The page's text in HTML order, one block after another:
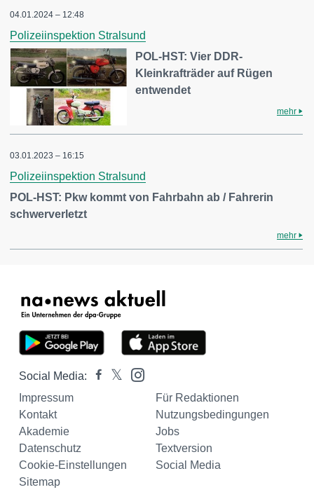
04.01.2024 – 12:48
Polizeiinspektion Stralsund
POL-HST: Vier DDR-
Kleinkrafträder auf Rügen
entwendet
mehr
03.01.2023 – 16:15
Polizeiinspektion Stralsund
POL-HST: Pkw kommt von Fahrbahn ab / Fahrerin
schwerverletzt
mehr
Social Media:
Impressum
Für Redaktionen
Kontakt
Nutzungsbedingungen
Akademie
Jobs
Datenschutz
Textversion
Cookie-Einstellungen
Social Media
Sitemap